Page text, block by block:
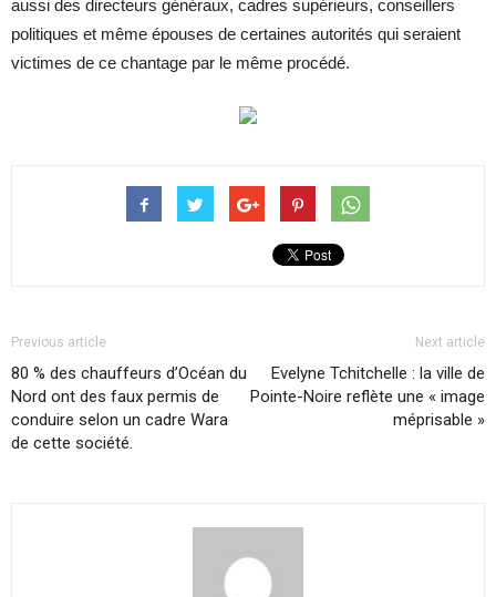
aussi des directeurs généraux, cadres supérieurs, conseillers
politiques et même épouses de certaines autorités qui seraient
victimes de ce chantage par le même procédé.
Previous article
80 % des chauffeurs d’Océan du
Nord ont des faux permis de
conduire selon un cadre Wara
de cette société.
Next article
Evelyne Tchitchelle : la ville de
Pointe-Noire reflète une « image
méprisable »